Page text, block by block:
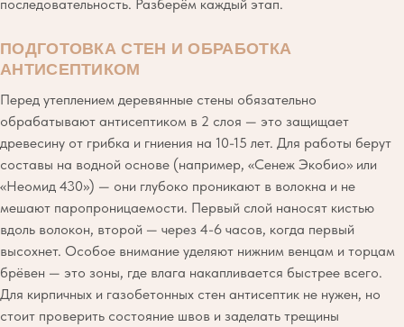
последовательность. Разберём каждый этап.
ПОДГОТОВКА СТЕН И ОБРАБОТКА
АНТИСЕПТИКОМ
Перед утеплением деревянные стены обязательно
обрабатывают антисептиком в 2 слоя — это защищает
древесину от грибка и гниения на 10-15 лет. Для работы берут
составы на водной основе (например, «Сенеж Экобио» или
«Неомид 430») — они глубоко проникают в волокна и не
мешают паропроницаемости. Первый слой наносят кистью
вдоль волокон, второй — через 4-6 часов, когда первый
высохнет. Особое внимание уделяют нижним венцам и торцам
брёвен — это зоны, где влага накапливается быстрее всего.
Для кирпичных и газобетонных стен антисептик не нужен, но
стоит проверить состояние швов и заделать трещины